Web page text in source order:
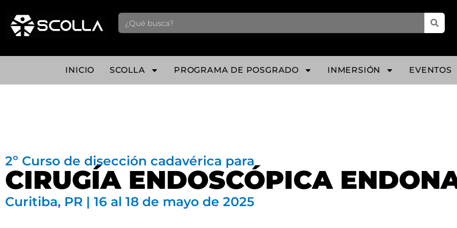
INICIO SCOLLA PROGRAMA DE POSGRADO INMERSIÓN EVENTOS
2º Curso de disección cadavérica para
CIRUGÍA ENDOSCÓPICA
Curitiba, PR | 16 al 18 de mayo de 2025